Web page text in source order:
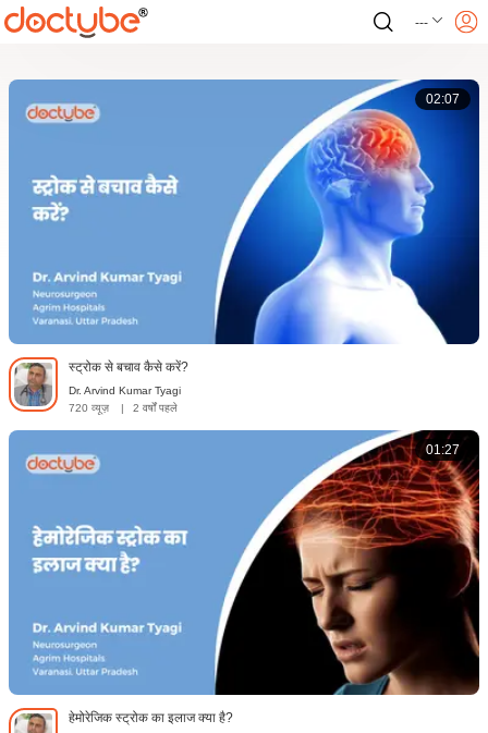
---
02:07
स्ट्रोक से बचाव कैसे करें?
Dr. Arvind Kumar Tyagi
720 व्यूज़
| 2 वर्षों पहले
01:27
हेमोरेजिक स्ट्रोक का इलाज क्या है?